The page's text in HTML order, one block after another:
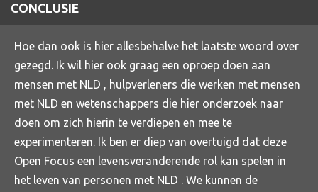
CONCLUSIE
Hoe dan ook is hier allesbehalve het laatste woord over
gezegd. Ik wil hier ook graag een oproep doen aan
mensen met NLD , hulpverleners die werken met mensen
met NLD en wetenschappers die hier onderzoek naar
doen om zich hierin te verdiepen en mee te
experimenteren. Ik ben er diep van overtuigd dat deze
Open Focus een levensveranderende rol kan spelen in
het leven van personen met NLD . We kunnen de